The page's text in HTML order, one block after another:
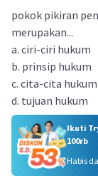
pokok pikiran
merupakan...
a. ciri-ciri hukum
b. prinsip hukum
c. cita-cita hukum
d. tujuan hukum
Ikuti
100rb
Habis